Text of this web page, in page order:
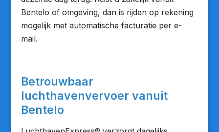
Bentelo of omgeving, dan is rijden op rekening
mogelijk met automatische facturatie per e-
mail.
Betrouwbaar
luchthavenvervoer vanuit
Bentelo